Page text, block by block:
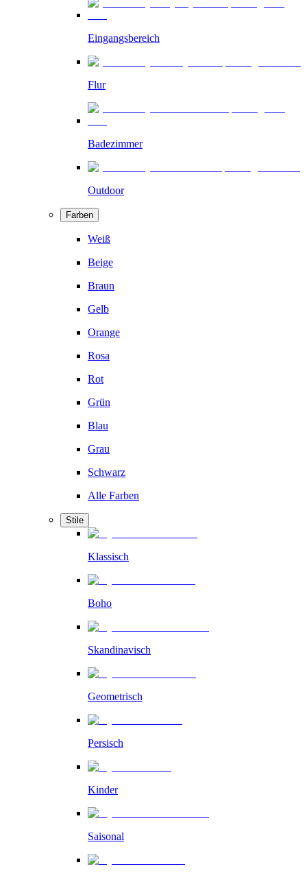
Eingangsbereich
Flur
Badezimmer
Outdoor
Farben
Weiß
Beige
Braun
Gelb
Orange
Rosa
Rot
Grün
Blau
Grau
Schwarz
Alle Farben
Stile
Klassisch
Boho
Skandinavisch
Geometrisch
Persisch
Kinder
Saisonal